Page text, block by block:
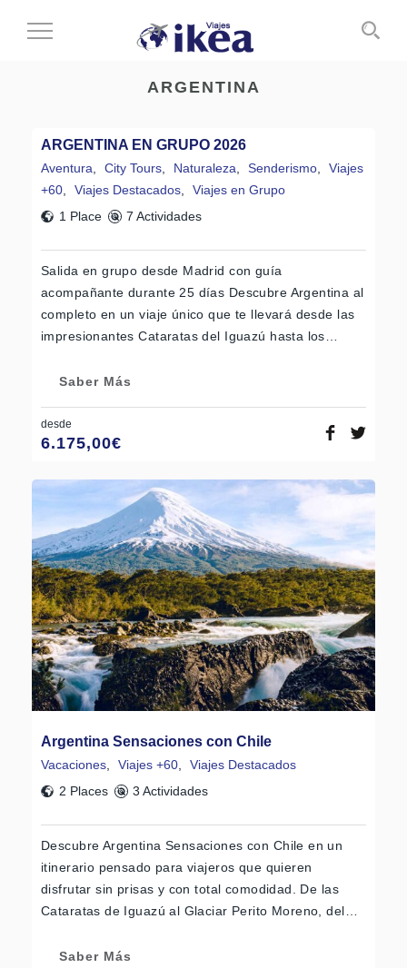
Cambiar
ARGENTINA
ARGENTINA EN GRUPO 2026
Aventura City Tours Naturaleza Senderismo
Viajes
+60
Viajes Destacados
Viajes en Grupo
1 Place
7 Actividades
Salida en grupo desde Madrid con guía
acompañante durante 25 días Descubre Argentina al
completo en un viaje único que te llevará desde las
impresionantes Cataratas del Iguazú hasta los…
Saber Más
desde
6.175,00€
Argentina Sensaciones con Chile
Vacaciones Viajes +60
Viajes Destacados
2 Places
3 Actividades
Descubre Argentina Sensaciones con Chile en un
itinerario pensado para viajeros que quieren
disfrutar sin prisas y con total comodidad. De las
Cataratas de Iguazú al Glaciar Perito Moreno, del…
Saber Más